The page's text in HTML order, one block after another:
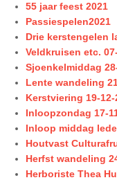
55 jaar feest 2021
Passiespelen2021
Drie kerstengelen
Veldkruisen etc.
Sjoenkelmiddag
Lente wandeling
Kerstviering 19-12-
Inloopzondag 17-
Inloop middag
Houtvast
Herfst wandeling
Herboriste Thea